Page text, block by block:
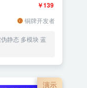
￥139
铜牌开发者
静态 多模块 蓝
演示